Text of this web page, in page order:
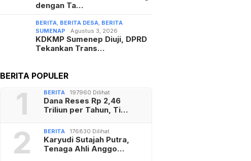
dengan Ta…
BERITA BERITA DESA BERITA
SUMENAP
Agustus 3, 2026
KDKMP Sumenep Diuji, DPRD
Tekankan Trans…
BERITA POPULER
1 BERITA 197960 Dilihat
Dana Reses Rp 2,46
Triliun per Tahun, Ti…
2 BERITA 176830 Dilihat
Karyudi Sutajah Putra,
Tenaga Ahli Anggo…